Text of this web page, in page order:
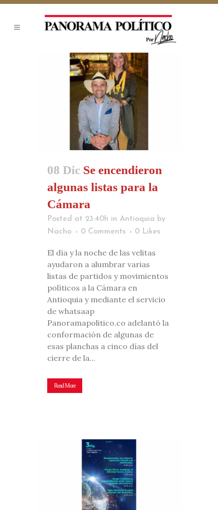
08 Dic Se encendieron
algunas listas para la
Cámara
Posted at 23:40h in Antioquia by
Nacho
0 Comments 0 Likes
El día y la noche de las velitas
ayudaron a alumbrar varias
listas de partidos y movimientos
políticos a la Cámara en
Antioquia y mediante el servicio
de whatsaap
Panoramapolitico.co adelantó la
conformación de algunas de
esas planchas a cinco días del
cierre de la...
Read More